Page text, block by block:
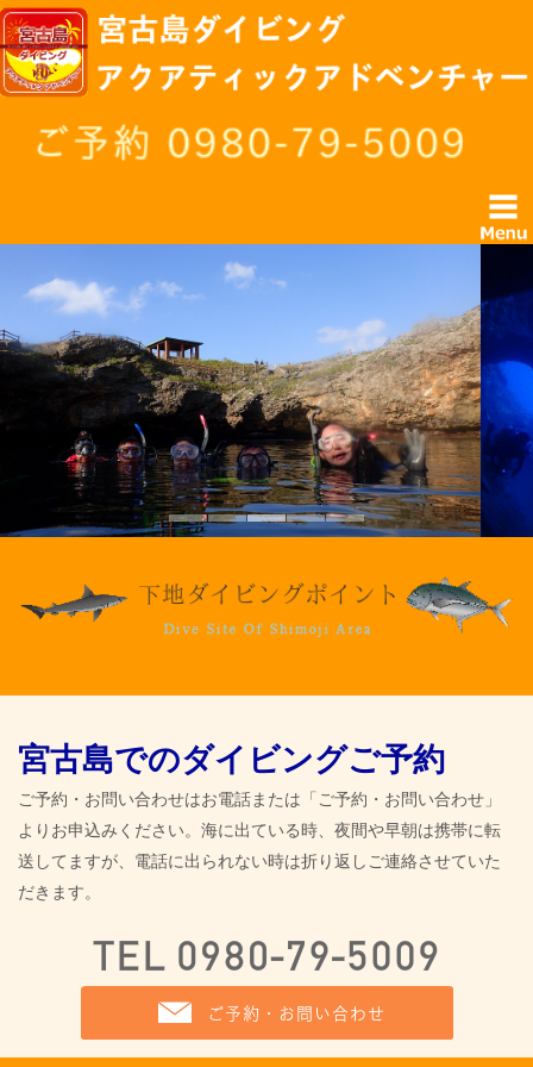
宮古島でのダイビングご予約
ご予約・お問い合わせはお電話または「ご予約・お問い合わせ」
よりお申込みください。海に出ている時、夜間や早朝は携帯に転
送してますが、電話に出られない時は折り返しご連絡させていた
だきます。